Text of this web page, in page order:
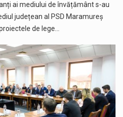
ai mediului de învățământ s-au
județean al PSD Maramureș
de lege…